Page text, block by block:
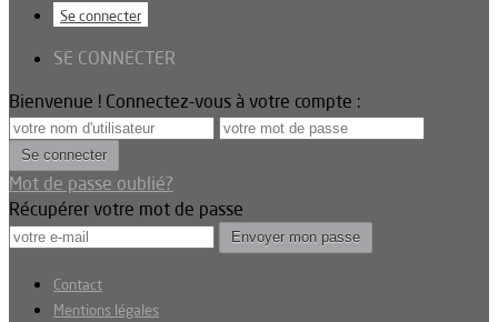
Se connecter
SE CONNECTER
Bienvenue ! Connectez-vous à votre compte :
Mot de passe oublié?
Récupérer votre mot de passe
Contact
Mentions légales